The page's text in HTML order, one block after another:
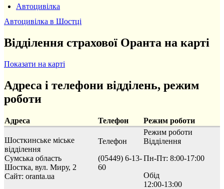
Автоцивілка
Автоцивілка в Шостці
Відділення страхової Оранта на карті
Показати на карті
Адреса і телефони відділень, режим
роботи
Адреса Телефон Режим роботи
Шосткинське міське
відділення
Сумська область
Шостка, вул. Миру, 2
Сайт: oranta.ua
Телефон
(05449) 6-13-
60
Режим роботи
Відділення
Пн-Пт: 8:00-17:00
Обід
12:00-13:00